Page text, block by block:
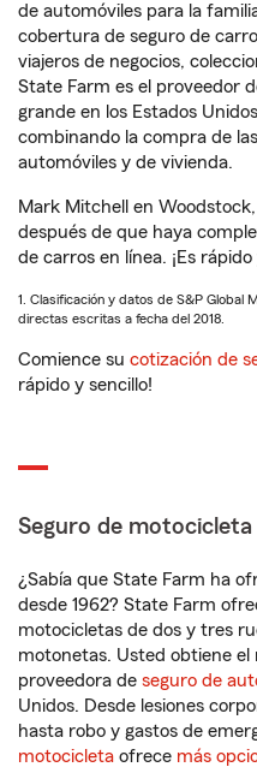
de automóviles para la
cobertura de seguro de
viajeros de negocios,
State Farm es el proveedor
grande en los Estados Unidos
combinando la compra de
automóviles y de vivienda.
Mark Mitchell en
después de que haya
de carros en línea. ¡Es rápido
1. Clasificación y datos de S&P Global
directas escritas a fecha del 2018.
Comience su cotización de
rápido y sencillo!
Seguro de motocicleta
¿Sabía que State Farm ha
desde 1962? State Farm
motocicletas de dos y tres
motonetas. Usted obtiene el
proveedora de seguro de
Unidos. Desde lesiones
hasta robo y gastos de
motocicleta ofrece más